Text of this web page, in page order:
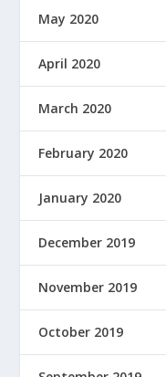
May 2020
April 2020
March 2020
February 2020
January 2020
December 2019
November 2019
October 2019